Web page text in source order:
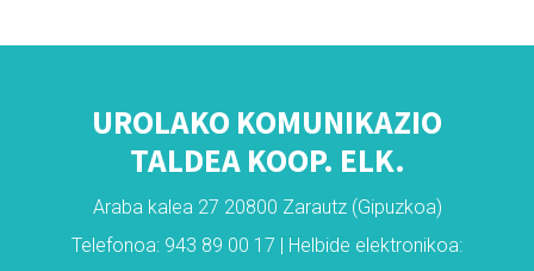
UROLAKO KOMUNIKAZIO
TALDEA KOOP. ELK.
Araba kalea 27 20800 Zarautz (Gipuzkoa)
Telefonoa: 943 89 00 17 | Helbide elektronikoa: